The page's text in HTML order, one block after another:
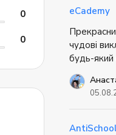
0
0
еімецьку
eCademy
чудові
будь-який